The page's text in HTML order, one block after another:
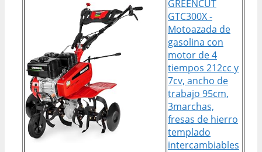
GREENCUT
GTC300X -
Motoazada de
gasolina con
motor de 4
tiempos 212cc y
7cv, ancho de
trabajo 95cm,
3marchas,
fresas de hierro
templado
intercambiables